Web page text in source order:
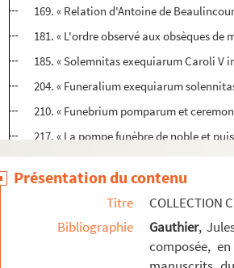
169. « Relation d'Antoine de
181. « L'ordre observé aux obsèques
185. « Solemnitas exequiarum Caroli
204. « Funeralium exequiarum
210. « Funebrium pomparum et
217. « La pompe funèbre de noble et
225. « ... Obsèques de feu
226. « L'ordre des obsèques... à
228. « Mémoire des bannières et
231. Inscription commémorative de
234. « Mémoire de ce que sera de
Présentation du contenu
Titre
COLLECTION
Bibliographie
Gauthier,
composée,